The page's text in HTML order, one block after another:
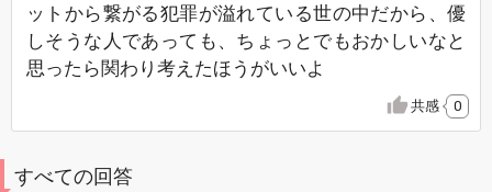
ットから繋がる犯罪が溢れている世の中だから、優
しそうな人であっても、ちょっとでもおかしいなと
思ったら関わり考えたほうがいいよ
共感 0
すべての回答